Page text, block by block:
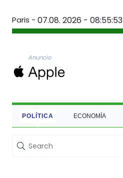
Paris - 07.08. 2026 - 08:55:54
Anuncio
POLÍTICA ECONOMÍA